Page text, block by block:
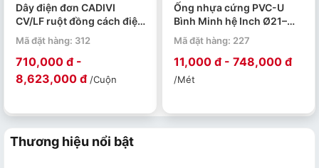
Dây điện đơn CADIVI
CV/LF ruột đồng cách điện
PVC 0.6/1kV cuộn 100m
Mã đặt hàng: 312
710,000 đ -
8,623,000 đ /Cuộn
Ống nhựa cứng PVC-U
Bình Minh hệ Inch Ø21–
Ø220 PN4–PN15. Quy cách
4m/ 1 ống.
Mã đặt hàng: 227
11,000 đ - 748,000 đ
/Mét
Thương hiệu nổi bật